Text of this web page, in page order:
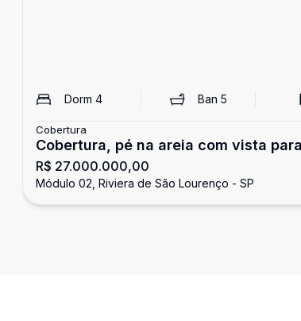
Dorm 4 Ban5
Cobertura
Cobertura, pé na areia com vista
4 suítes, Riviera de São Lourenço
R$ 27.000.000,00
Módulo 02, Riviera de São Lourenço - SP